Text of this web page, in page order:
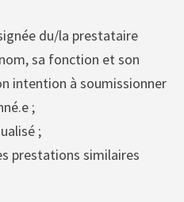
du/la prestataire
sa fonction et son
intention à soumissionner
;
;
prestations similaires